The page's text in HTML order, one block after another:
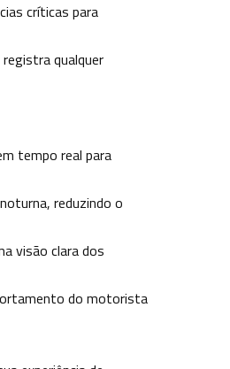
críticas para
qualquer
tempo real para
reduzindo o
visão clara dos
do motorista